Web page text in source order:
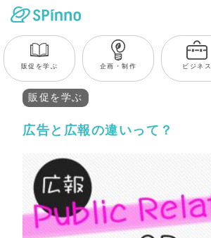
販促を学ぶ 企画・制作 ビジネス
販促を学ぶ
広告と広報の違いって？